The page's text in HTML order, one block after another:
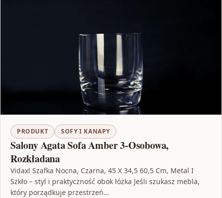
PRODUKT SOFY I KANAPY
Salony Agata Sofa Amber 3-Osobowa,
Rozkładana
Vidaxl Szafka Nocna, Czarna, 45 X 34,5 60,5 Cm, Metal I
Szkło – styl i praktyczność obok łóżka Jeśli szukasz mebla,
który porządkuje przestrzeń…